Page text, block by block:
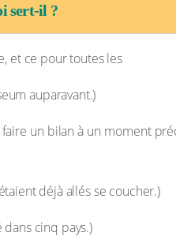
sert-il ?
et ce pour toutes les
auparavant.)
un bilan à un moment
déjà allés se coucher.)
dans cinq pays.)